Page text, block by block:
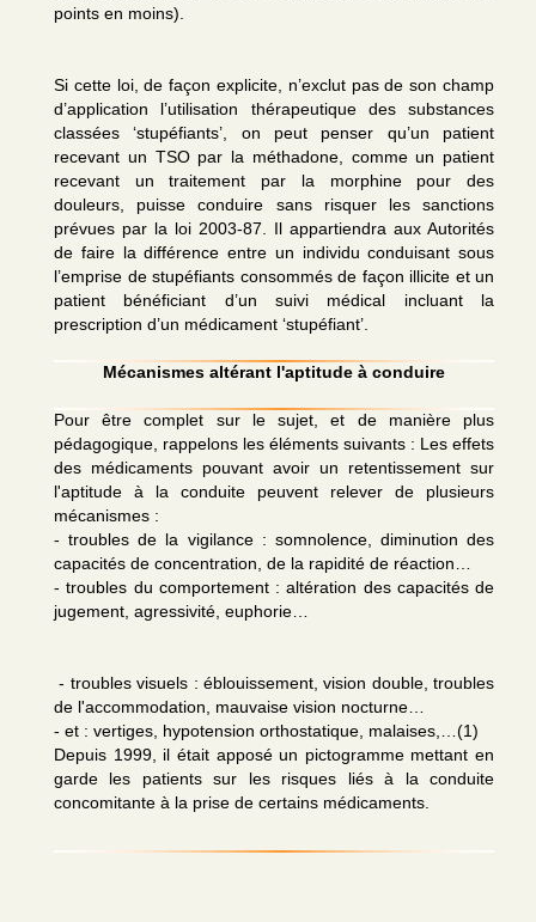
points en moins).
Si cette loi, de façon explicite, n’exclut pas de son champ
d’application l’utilisation thérapeutique des substances
classées ‘stupéfiants’, on peut penser qu’un patient
recevant un TSO par la méthadone, comme un patient
recevant un traitement par la morphine pour des
douleurs, puisse conduire sans risquer les sanctions
prévues par la loi 2003-87. Il appartiendra aux Autorités
de faire la différence entre un individu conduisant sous
l’emprise de stupéfiants consommés de façon illicite et un
patient bénéficiant d’un suivi médical incluant la
prescription d’un médicament ‘stupéfiant’.
Mécanismes altérant l'aptitude à conduire
Pour être complet sur le sujet, et de manière plus
pédagogique, rappelons les éléments suivants : Les effets
des médicaments pouvant avoir un retentissement sur
l'aptitude à la conduite peuvent relever de plusieurs
mécanismes :
- troubles de la vigilance : somnolence, diminution des
capacités de concentration, de la rapidité de réaction…
- troubles du comportement : altération des capacités de
jugement, agressivité, euphorie…
- troubles visuels : éblouissement, vision double, troubles
de l'accommodation, mauvaise vision nocturne…
- et : vertiges, hypotension orthostatique, malaises,…(1)
Depuis 1999, il était apposé un pictogramme mettant en
garde les patients sur les risques liés à la conduite
concomitante à la prise de certains médicaments.